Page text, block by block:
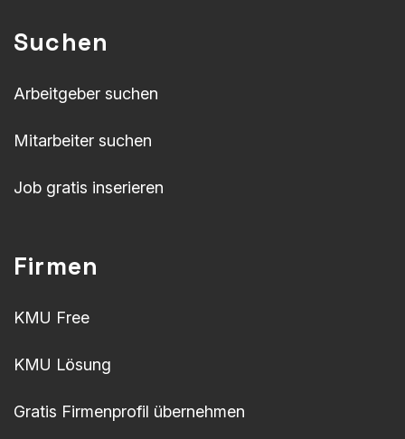
Suchen
Arbeitgeber suchen
Mitarbeiter suchen
Job gratis inserieren
Firmen
KMU Free
KMU Lösung
Gratis Firmenprofil übernehmen